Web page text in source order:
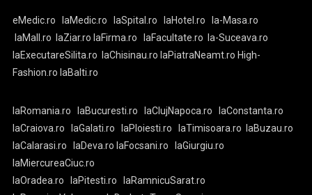
eMedic.ro laMedic.ro laSpital.ro laHotel.ro
la-Masa.ro
laMall.ro
laZiar.ro laFirma.ro laFacultate.ro
la-Suceava.ro
laExecutareSilita.ro
laChisinau.ro laPiatraNeamt.ro High-
Fashion.ro laBalti.ro
laRomania.ro laBucuresti.ro laClujNapoca.ro
laConstanta.ro
laCraiova.ro
laGalati.ro laPloiesti.ro laTimisoara.ro
laBuzau.ro
laCalarasi.ro
laDeva.ro laFocsani.ro
laGiurgiu.ro
laMiercureaCiuc.ro
laOradea.ro
laPitesti.ro
laRamnicuSarat.ro